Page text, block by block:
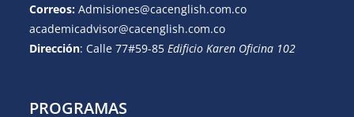
Correos:Admisiones@cacenglish.com.co
academicadvisor@cacenglish.com.co
Dirección: Calle 77#59-85Edificio Karen Oficina 102
PROGRAMAS